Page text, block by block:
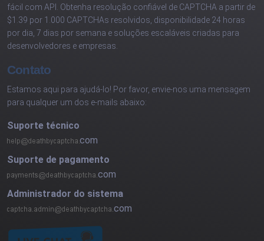
fácil com API. Obtenha resolução confiável de CAPTCHA a partir de
$1.39 por 1.000 CAPTCHAs resolvidos, disponibilidade 24 horas
por dia, 7 dias por semana e soluções escaláveis criadas para
desenvolvedores e empresas.
Contato
Estamos aqui para ajudá-lo! Por favor, envie-nos uma mensagem
para qualquer um dos e-mails abaixo:
Suporte técnico
com
Suporte de pagamento
com
Administrador do sistema
com